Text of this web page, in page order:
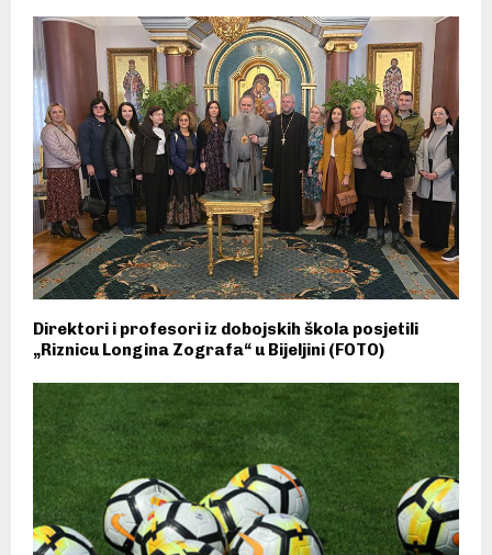
Direktori i profesori iz dobojskih škola posjetili
„Riznicu Longina Zografa“ u Bijeljini (FOTO)